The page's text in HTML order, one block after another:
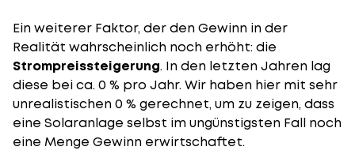
Ein weiterer Faktor, der den Gewinn in der
Realität wahrscheinlich noch erhöht: die
Strompreissteigerung. In den letzten Jahren lag
diese bei ca. 0 % pro Jahr. Wir haben hier mit sehr
unrealistischen 0 % gerechnet, um zu zeigen, dass
eine Solaranlage selbst im ungünstigsten Fall noch
eine Menge Gewinn erwirtschaftet.